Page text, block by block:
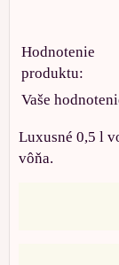
Hodnotenie
produktu:
Vaše
Luxusné 0,5 l
vôňa.